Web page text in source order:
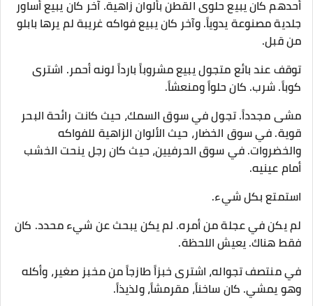
أحدهم كان يبيع حلوى القطن بألوان زاهية. آخر كان يبيع أساور
جلدية مصنوعة يدوياً. وآخر كان يبيع فواكه غريبة لم يرها بابلو
من قبل.
توقف عند بائع متجول يبيع مشروباً بارداً لونه أحمر. اشترى
كوباً. شرب. كان حلواً ومنعشاً.
مشى مجدداً. تجول في سوق السمك، حيث كانت رائحة البحر
قوية. في سوق الخضار، حيث الألوان الزاهية للفواكه
والخضروات. في سوق الحرفيين، حيث كان رجل ينحت الخشب
أمام عينيه.
استمتع بكل شيء.
لم يكن في عجلة من أمره. لم يكن يبحث عن شيء محدد. كان
فقط هناك. يعيش اللحظة.
في منتصف تجواله، اشترى خبزاً طازجاً من مخبز صغير، وأكله
وهو يمشي. كان ساخناً، مقرمشاً، ولذيذاً.